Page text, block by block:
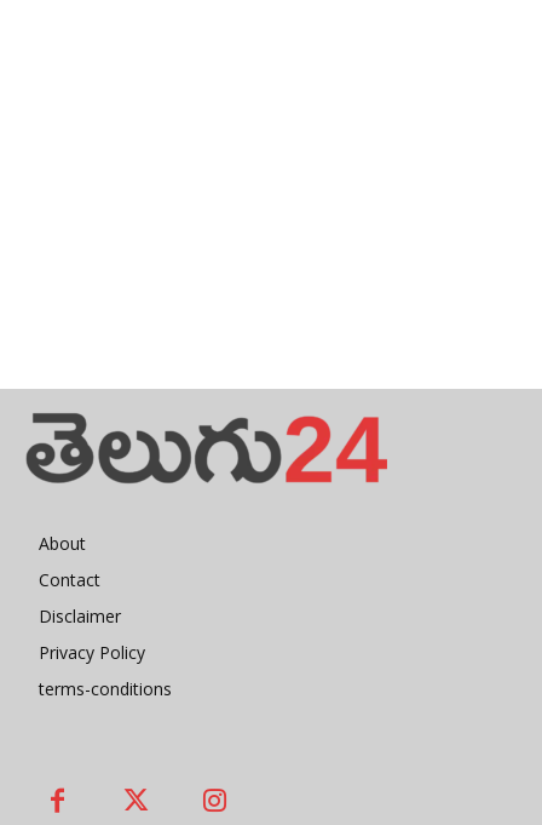
About
Contact
Disclaimer
Privacy Policy
terms-conditions